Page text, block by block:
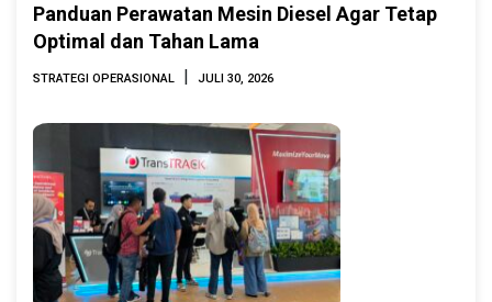
Panduan Perawatan Mesin Diesel Agar Tetap
Optimal dan Tahan Lama
STRATEGI OPERASIONAL | JULI 30, 2026